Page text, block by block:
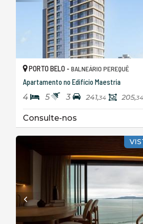
PORTO BELO - BALNEÁRIO PEREQUÊ
Apartamento no Edifício Maestria
4 5 3 241,34 205,34
Consulte-nos